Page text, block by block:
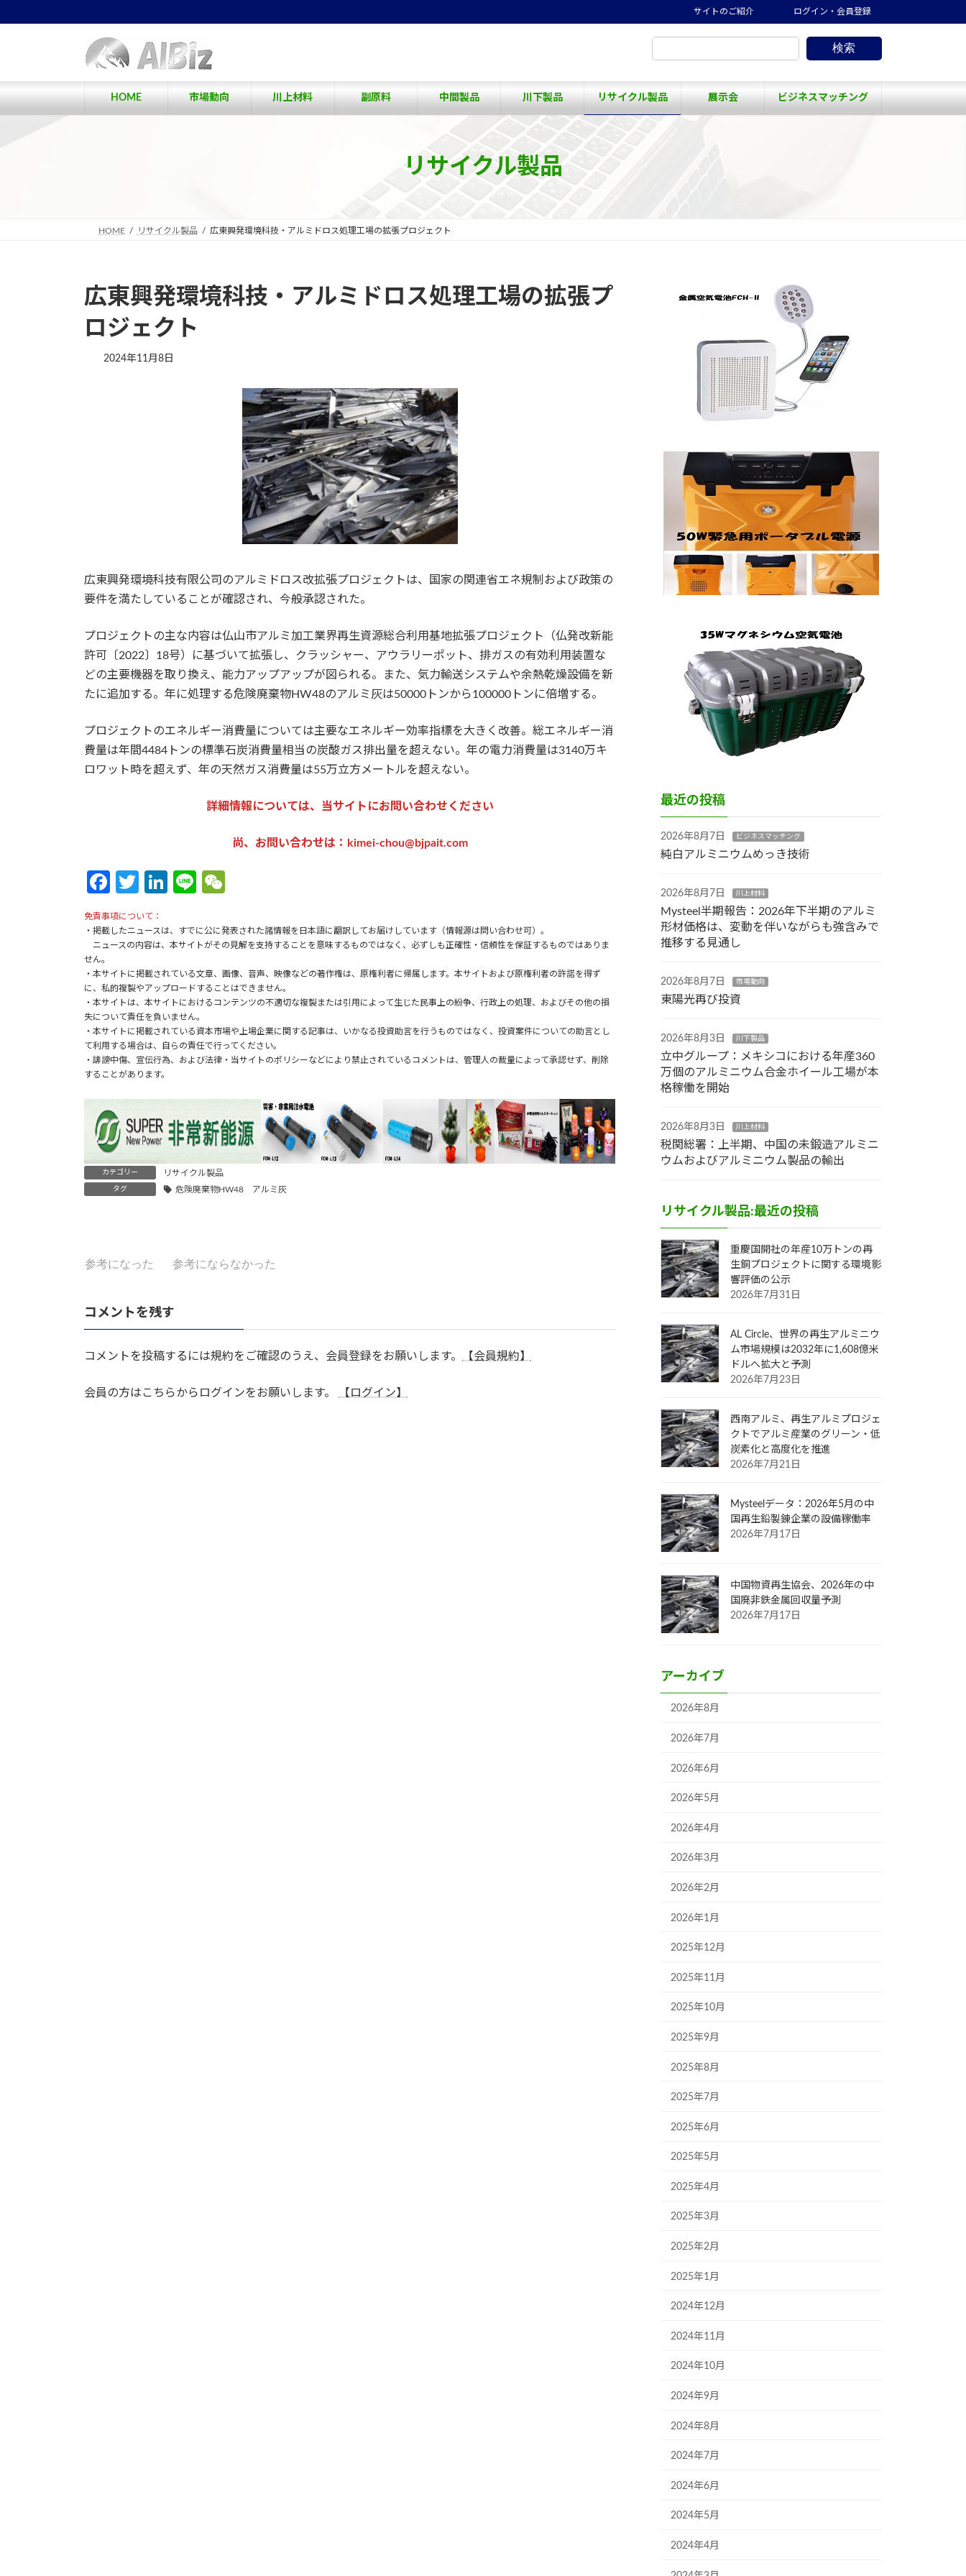
ン
ス
ビ
ン
サイトのご紹介 ログイン・会員登録
検索
HOME 市場動向 川上材料 副原料 中間製品 川下製品 リサイクル製品 展示会 ビジネスマッチング
リサイクル製品
HOME リサイクル製品 広東興発環境科技・アルミドロス処理工場の拡張プロジェクト
広東興発環境科技・アルミドロス処理工場の拡張プ
ロジェクト
2024年11月8日
広東興発環境科技有限公司のアルミドロス改拡張プロジェクトは、国家の関連省エネ規制および政策の
要件を満たしていることが確認され、今般承認された。
プロジェクトの主な内容は仏山市アルミ加工業界再生資源総合利用基地拡張プロジェクト（仏発改新能
許可〔2022〕18号）に基づいて拡張し、クラッシャー、アウラリーポット、排ガスの有効利用装置な
どの主要機器を取り換え、能力アップアップが図られる。また、気力輸送システムや余熱乾燥設備を新
たに追加する。年に処理する危険廃棄物HW48のアルミ灰は50000トンから100000トンに倍増する。
プロジェクトのエネルギー消費量については主要なエネルギー効率指標を大きく改善。総エネルギー消
費量は年間4484トンの標準石炭消費量相当の炭酸ガス排出量を超えない。年の電力消費量は3140万キ
ロワット時を超えず、年の天然ガス消費量は55万立方メートルを超えない。
詳細情報については、当サイトにお問い合わせください
尚、お問い合わせは：kimei-chou@bjpait.com
Fa
b
o
o
k
T
itt
er
Li
ke
dI
n
Li
e
C
h
at
免責事項について：
・掲載したニュースは、すでに公に発表された諸情報を日本語に翻訳してお届けしています（情報源は問い合わせ可）。
ニュースの内容は、本サイトがその見解を支持することを意味するものではなく、必ずしも正確性・信頼性を保証するものではありま
せん。
・本サイトに掲載されている文章、画像、音声、映像などの著作権は、原権利者に帰属します。本サイトおよび原権利者の許諾を得ず
に、私的複製やアップロードすることはできません。
・本サイトは、本サイトにおけるコンテンツの不適切な複製または引用によって生じた民事上の紛争、行政上の処理、およびその他の損
失について責任を負いません。
・本サイトに掲載されている資本市場や上場企業に関する記事は、いかなる投資助言を行うものではなく、投資案件についての助言とし
て利用する場合は、自らの責任で行ってください。
・誹謗中傷、宣伝行為、および法律・当サイトのポリシーなどにより禁止されているコメントは、管理人の裁量によって承認せず、削除
することがあります。
カテゴリー リサイクル製品
タグ 危険廃棄物HW48 アルミ灰
参考になった 参考にならなかった
コメントを残す
コメントを投稿するには規約をご確認のうえ、会員登録をお願いします。 【会員規約】
会員の方はこちらからログインをお願いします。 【ログイン】
最近の投稿
2026年8月7日 ビジネスマッチング
純白アルミニウムめっき技術
2026年8月7日 川上材料
Mysteel半期報告：2026年下半期のアルミ
形材価格は、変動を伴いながらも強含みで
推移する見通し
2026年8月7日 市場動向
東陽光再び投資
2026年8月3日 川下製品
立中グループ：メキシコにおける年産360
万個のアルミニウム合金ホイール工場が本
格稼働を開始
2026年8月3日 川上材料
税関総署：上半期、中国の未鍛造アルミニ
ウムおよびアルミニウム製品の輸出
リサイクル製品:最近の投稿
重慶国開社の年産10万トンの再
生銅プロジェクトに関する環境影
響評価の公示
2026年7月31日
AL Circle、世界の再生アルミニウ
ム市場規模は2032年に1,608億米
ドルへ拡大と予測
2026年7月23日
西南アルミ、再生アルミプロジェ
クトでアルミ産業のグリーン・低
炭素化と高度化を推進
2026年7月21日
Mysteelデータ：2026年5月の中
国再生鉛製錬企業の設備稼働率
2026年7月17日
中国物資再生協会、2026年の中
国廃非鉄金属回収量予測
2026年7月17日
アーカイブ
2026年8月
2026年7月
2026年6月
2026年5月
2026年4月
2026年3月
2026年2月
2026年1月
2025年12月
2025年11月
2025年10月
2025年9月
2025年8月
2025年7月
2025年6月
2025年5月
2025年4月
2025年3月
2025年2月
2025年1月
2024年12月
2024年11月
2024年10月
2024年9月
2024年8月
2024年7月
2024年6月
2024年5月
2024年4月